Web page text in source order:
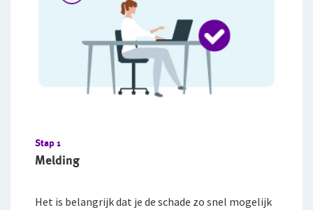
Melding
Stap 1
Het is belangrijk dat je de schade zo snel mogelijk